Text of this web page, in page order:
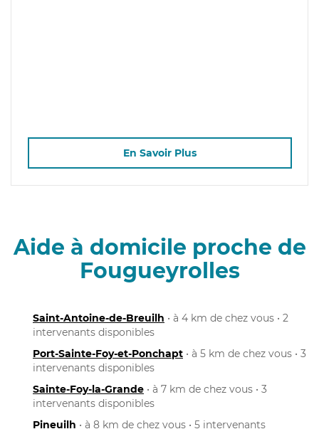
En Savoir Plus
Aide à domicile proche de
Fougueyrolles
Saint-Antoine-de-Breuilh • à 4 km de chez vous • 2
intervenants disponibles
Port-Sainte-Foy-et-Ponchapt • à 5 km de chez vous • 3
intervenants disponibles
Sainte-Foy-la-Grande • à 7 km de chez vous • 3
intervenants disponibles
Pineuilh • à 8 km de chez vous • 5 intervenants